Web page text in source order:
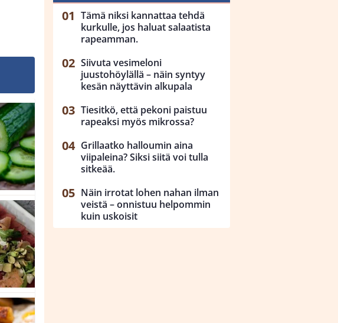
Tämä niksi kannattaa tehdä
kurkulle, jos haluat salaatista
rapeamman.
Siivuta vesimeloni
juustohöylällä – näin syntyy
kesän näyttävin alkupala
Tiesitkö, että pekoni paistuu
rapeaksi myös mikrossa?
Grillaatko halloumin aina
viipaleina? Siksi siitä voi tulla
sitkeää.
Näin irrotat lohen nahan ilman
veistä – onnistuu helpommin
kuin uskoisit